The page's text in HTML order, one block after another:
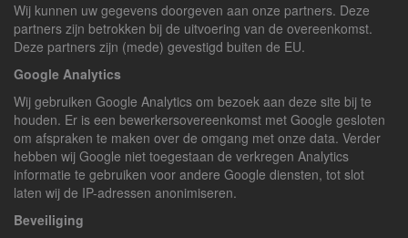
Wij kunnen uw gegevens doorgeven aan onze partners. Deze
partners zijn betrokken bij de uitvoering van de overeenkomst.
Deze partners zijn (mede) gevestigd buiten de EU.
Google Analytics
Wij gebruiken Google Analytics om bezoek aan deze site bij te
houden. Er is een bewerkersovereenkomst met Google gesloten
om afspraken te maken over de omgang met onze data. Verder
hebben wij Google niet toegestaan de verkregen Analytics
informatie te gebruiken voor andere Google diensten, tot slot
laten wij de IP-adressen anonimiseren.
Beveiliging